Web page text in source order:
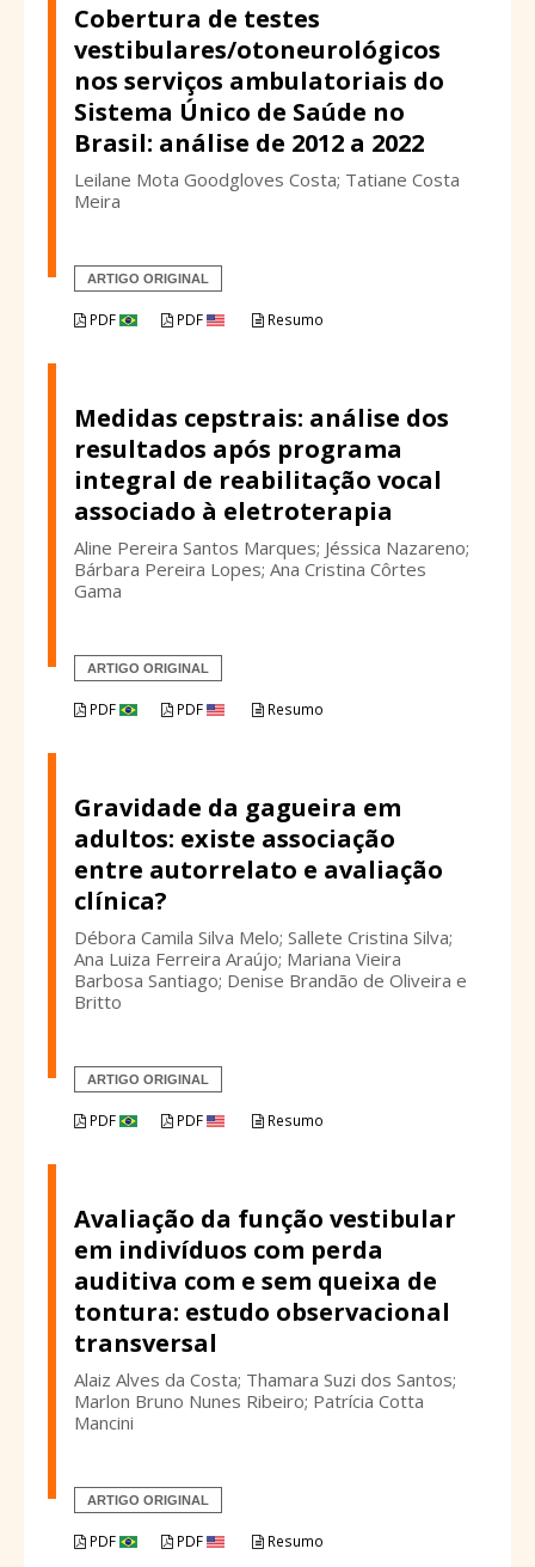
Cobertura de testes
vestibulares/otoneurológicos
nos serviços ambulatoriais do
Sistema Único de Saúde no
Brasil: análise de 2012 a 2022
Leilane Mota Goodgloves Costa; Tatiane Costa
Meira
ARTIGO ORIGINAL
PDF PDF Resumo
Medidas cepstrais: análise dos
resultados após programa
integral de reabilitação vocal
associado à eletroterapia
Aline Pereira Santos Marques; Jéssica Nazareno;
Bárbara Pereira Lopes; Ana Cristina Côrtes
Gama
ARTIGO ORIGINAL
PDF PDF Resumo
Gravidade da gagueira em
adultos: existe associação
entre autorrelato e avaliação
clínica?
Débora Camila Silva Melo; Sallete Cristina Silva;
Ana Luiza Ferreira Araújo; Mariana Vieira
Barbosa Santiago; Denise Brandão de Oliveira e
Britto
ARTIGO ORIGINAL
PDF PDF Resumo
Avaliação da função vestibular
em indivíduos com perda
auditiva com e sem queixa de
tontura: estudo observacional
transversal
Alaiz Alves da Costa; Thamara Suzi dos Santos;
Marlon Bruno Nunes Ribeiro; Patrícia Cotta
Mancini
ARTIGO ORIGINAL
PDF PDF Resumo